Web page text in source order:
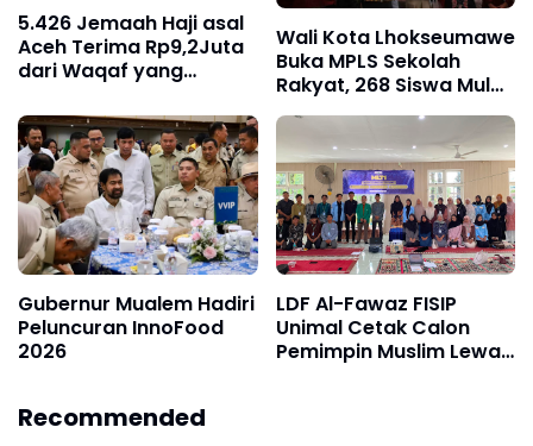
5.426 Jemaah Haji asal
Aceh Terima Rp9,2Juta
dari Waqaf yang
Wali Kota Lhokseumawe
Buka MPLS Sekolah
Rakyat, 268 Siswa Mulai
Tahun Ajaran Baru
Gubernur Mualem Hadiri
Peluncuran InnoFood
2026
LDF Al-Fawaz FISIP
Unimal Cetak Calon
Pemimpin Muslim Lewat
Recommended